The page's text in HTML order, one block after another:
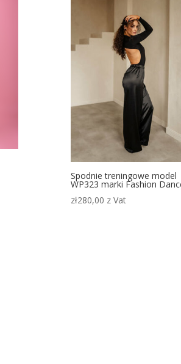
Spodnie treningowe model
WP323 marki Fashion
zł280,00 z Vat